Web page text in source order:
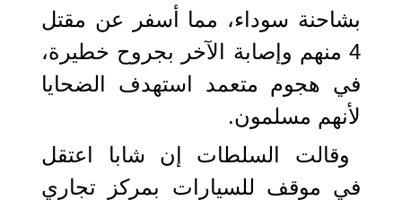
بشاحنة سوداء، مما أسفر عن مقتل
4 منهم وإصابة الآخر بجروح خطيرة،
في هجوم متعمد استهدف الضحايا
لأنهم مسلمون.
وقالت السلطات إن شابا اعتقل
في موقف للسيارات بمركز تجاري